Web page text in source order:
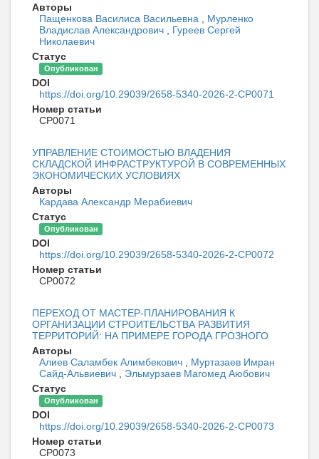
Авторы
Пащенкова Василиса Васильевна
Мурленко
Владислав Александрович
Гуреев Сергей
Николаевич
Статус
Опубликован
DOI
https://doi.org/10.29039/2658-5340-2026-2-CP0071
Номер статьи
CP0071
УПРАВЛЕНИЕ СТОИМОСТЬЮ ВЛАДЕНИЯ
СКЛАДСКОЙ ИНФРАСТРУКТУРОЙ В СОВРЕМЕННЫХ
ЭКОНОМИЧЕСКИХ УСЛОВИЯХ
Авторы
Кардава Александр Мерабиевич
Статус
Опубликован
DOI
https://doi.org/10.29039/2658-5340-2026-2-CP0072
Номер статьи
CP0072
ПЕРЕХОД ОТ МАСТЕР-ПЛАНИРОВАНИЯ К
ОРГАНИЗАЦИИ СТРОИТЕЛЬСТВА РАЗВИТИЯ
ТЕРРИТОРИЙ: НА ПРИМЕРЕ ГОРОДА ГРОЗНОГО
Авторы
Алиев Саламбек Алимбекович
Муртазаев Имран
Сайд-Альвиевич
Эльмурзаев Магомед Аюбович
Статус
Опубликован
DOI
https://doi.org/10.29039/2658-5340-2026-2-CP0073
Номер статьи
CP0073